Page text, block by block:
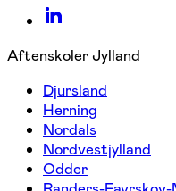
Aftenskoler Jylland
Djursland
Herning
Nordals
Nordvestjylland
Odder